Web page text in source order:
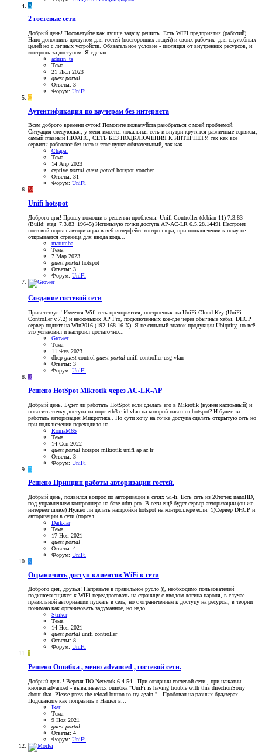
A
2 гостевые сети
Добрый день! Посоветуйте как лучше задачу решить. Есть WIFI предприятия (рабочий).
Надо дополнить доступом для гостей (посторонних людей) и своих рабочих- для служебных
целей но с личных устройств. Обязательное условие - изоляция от внутренних ресурсов, и
контроль за доступом. Я сделал...
admin_ts
Тема
21 Июл 2023
guest portal
Ответы: 3
Форум: UniFi
C
Аутентификация по ваучерам без интернета
Всем доброго времени суток! Помогите пожалуйста разобраться с моей проблемой.
Ситуация следующая, у меня имеется локальная сеть и внутри крутятся различные сервисы,
самый главный НЮАНС, СЕТЬ БЕЗ ПОДКЛЮЧЕНИЯ К ИНТЕРНЕТУ, так как все
сервисы работают без него и этот пункт обязательный, так как...
Chapai
Тема
14 Апр 2023
captive portal guest portal hotspot voucher
Ответы: 31
Форум: UniFi
M
Unifi hotspot
Доброго дня! Прошу помощи в решении проблемы. Unifi Controller (debian 11) 7.3.83
(Build: atag_7.3.83_19645) Использую точки доступа AP-AC-LR 6.5.28.14491 Настроил
гостевой портал авторизации в веб интерфейсе контроллера, при подключении к нему не
открывается страница для ввода кода...
matumba
Тема
7 Мар 2023
guest portal hotspot
Ответы: 3
Форум: UniFi
Создание гостевой сети
Приветствую! Имеется Wifi сеть предприятия, построенная на UniFi Cloud Key (UniFi
Controller v.7.2) и нескольких AP Pro, подключенных кое-где через обычные хабы. DHCP
сервер поднят на Win2016 (192.168.16.Х). Я не сильный знаток продукции Ubiquity, но всё
это установил и настроил достаточно...
Grower
Тема
11 Фев 2023
dhcp guest control guest portal unifi controllerusg vlan
Ответы: 3
Форум: UniFi
R
Решено HotSpot Mikrotik через AC-LR-AP
Добрый день. Будет ли работать HotSpot если сделать его в Mikrotik (нужен кастомный) и
повесить точку доступа на порт eth3 с id vlan на которой навешен hotspot? И будет ли
работать авторизация Микротика.. По сути хочу на точке доступа сделать открытую сеть но
при подключении переходило на...
RomaM65
Тема
14 Сен 2022
guest portal hotspot mikrotik unifi ap ac lr
Ответы: 3
Форум: UniFi
D
Решено Принцип работы авторизации гостей.
Добрый день, появился вопрос по авторизации в сетях wi-fi. Есть сеть из 20точек nanoHD,
под управлением контроллера на базе udm-pro. В сети ещё будет сервер авторизации (он же
интернет шлюз) Нужно ли делать настройки hotspot на контроллере если: 1)Сервер DHCP и
авторизации в сети (портал...
Dark-lar
Тема
17 Ноя 2021
guest portal
Ответы: 4
Форум: UniFi
S
Ограничить доступ клиентов WiFi к сети
Доброго дня, друзья! Направьте в правильное русло )), необходимо пользователей
подключающихся к WiFi переадресовать на страницу с вводом логина пароля, в случае
правильной авторизации пускать в сеть, но с ограничением к доступу на ресурсы, в теории
понимаю как организовать задуманное, но надо...
Striker
Тема
14 Ноя 2021
guest portal unifi controller
Ответы: 8
Форум: UniFi
I
Решено Ошибка , меню advanced , гостевой сети.
Добрый день ! Версия ПО Network 6.4.54 . При создании гостевой сети , при нажатии
кнопки advanced - вываливается ошибка "UniFi is having trouble with this directionSorry
about that. Please press the reload button to try again " . Пробовал на разных браузерах.
Подскажите как поправить ? Нашел в...
Ikar
Тема
9 Ноя 2021
guest portal
Ответы: 4
Форум: UniFi